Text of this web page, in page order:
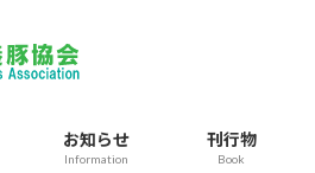
お知らせ
Information
刊行物
Book